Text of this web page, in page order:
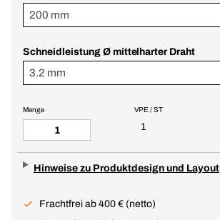
200 mm
Schneidleistung Ø mittelharter Draht
3.2 mm
VPE / ST
1
Menge
Hinweise zu Produktdesign und Layout
Frachtfrei ab 400 € (netto)